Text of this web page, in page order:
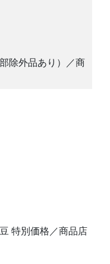
除外品あり）／商
特別価格／商品店